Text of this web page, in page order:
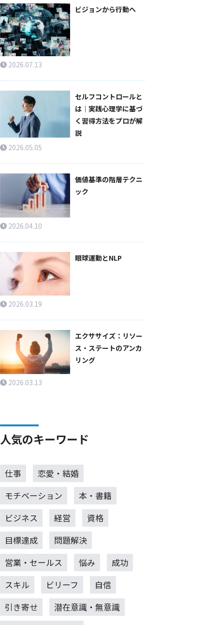
ビジョンから行動へ
2026.07.13
セルフコントロールと
は｜実践心理学に基づ
く習得方法をプロが解
説
2026.05.05
価値基準の階層テクニ
ック
2026.04.10
眼球運動とNLP
2026.03.19
エクササイズ：リソー
ス・ステートのアンカ
リング
2026.03.13
人気のキーワード
仕事
恋愛・結婚
モチベーション
本・書籍
ビジネス
経営
資格
目標達成
問題解決
営業・セールス
悩み
成功
スキル
ビリーフ
自信
引き寄せ
潜在意識・無意識